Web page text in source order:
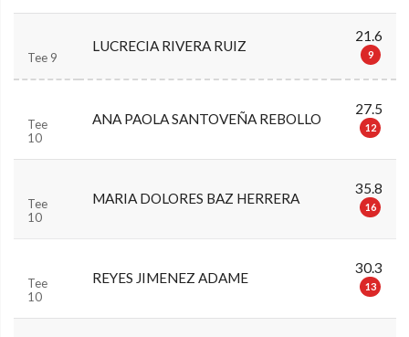
Tee 9
LUCRECIA RIVERA RUIZ
21.6
9
Tee
10
ANA PAOLA SANTOVEÑA REBOLLO
27.5
12
Tee
10
MARIA DOLORES BAZ HERRERA
35.8
16
Tee
10
REYES JIMENEZ ADAME
30.3
13